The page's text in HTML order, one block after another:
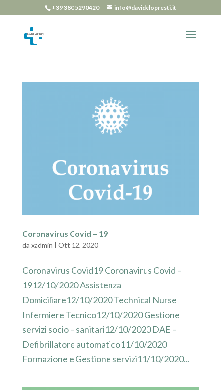
+39 380 5290420 info@davidelopresti.it
Coronavirus Covid – 19
da xadmin | Ott 12, 2020
Coronavirus Covid19 Coronavirus Covid –
1912/10/2020 Assistenza
Domiciliare12/10/2020 Technical Nurse
Infermiere Tecnico12/10/2020 Gestione
servizi socio – sanitari12/10/2020 DAE –
Defibrillatore automatico11/10/2020
Formazione e Gestione servizi11/10/2020...